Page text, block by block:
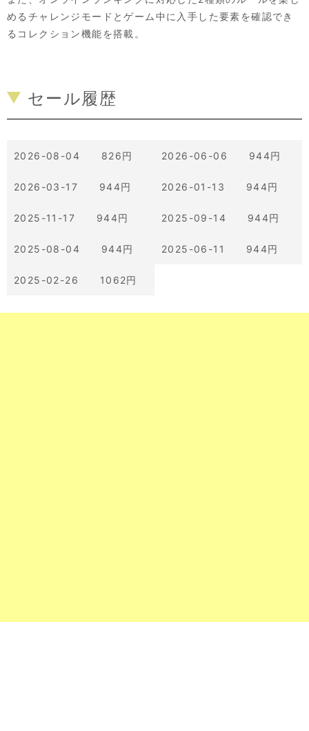
めるチャレンジモードとゲーム中に入手した要素を確認でき
るコレクション機能を搭載。
セール履歴
2026-08-04 826円 2026-06-06 944円
2026-03-17 944円 2026-01-13 944円
2025-11-17 944円 2025-09-14 944円
2025-08-04 944円 2025-06-11 944円
2025-02-26 1062円